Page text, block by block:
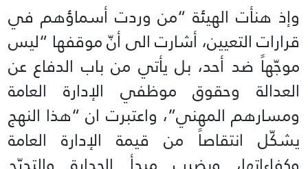
وإذ هنأت الهيئة “من وردت أسماؤهم في
قرارات التعيين، أشارت الى أنّ موقفها “ليس
موجّهاً ضد أحد، بل يأتي من باب الدفاع عن
العدالة وحقوق موظفي الإدارة العامة
ومسارهم المهني”، واعتبرت ان “هذا النهج
يشكّل انتقاصاً من قيمة الإدارة العامة